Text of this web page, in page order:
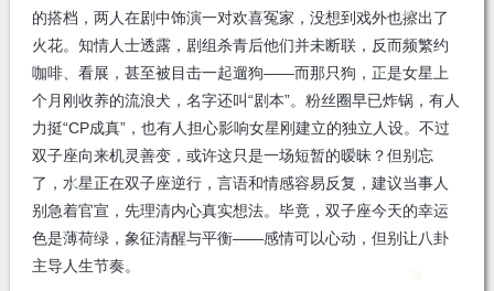
的搭档，两人在剧中饰演一对欢喜冤家，没想到戏外也擦出了
火花。知情人士透露，剧组杀青后他们并未断联，反而频繁约
咖啡、看展，甚至被目击一起遛狗——而那只狗，正是女星上
个月刚收养的流浪犬，名字还叫“剧本”。粉丝圈早已炸锅，有人
力挺“CP成真”，也有人担心影响女星刚建立的独立人设。不过
双子座向来机灵善变，或许这只是一场短暂的暧昧？但别忘
了，水星正在双子座逆行，言语和情感容易反复，建议当事人
别急着官宣，先理清内心真实想法。毕竟，双子座今天的幸运
色是薄荷绿，象征清醒与平衡——感情可以心动，但别让八卦
主导人生节奏。